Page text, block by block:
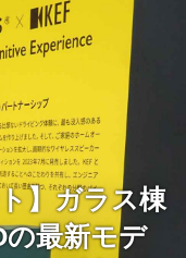
】ガラス棟
の最新モデ